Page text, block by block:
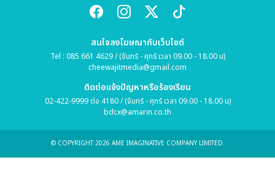
สนใจลงโฆษณากับเว็บไซต์
Tel : 085 661 4629 / (จันทร์ - ศุกร์ เวลา 09.00 - 18.00 น)
cheewajitmedia@gmail.com
ติดต่อแจ้งปัญหาหรือร้องเรียน
02-422-9999 ต่อ 4180 / (จันทร์ - ศุกร์ เวลา 09.00 - 18.00 น)
bdcx@amarin.co.th
© COPYRIGHT 2026 AME IMAGINATIVE COMPANY LIMITED.